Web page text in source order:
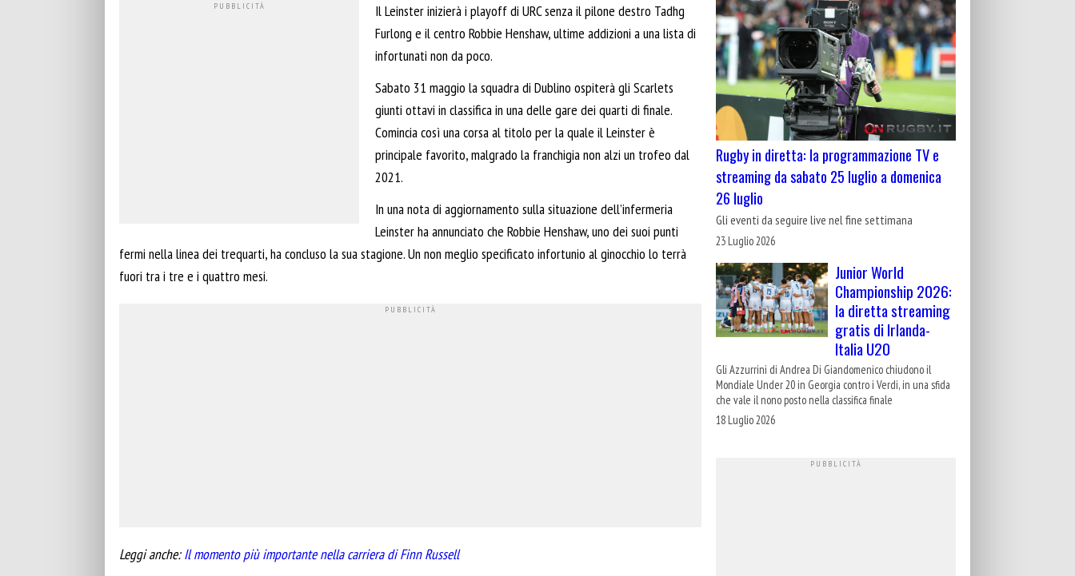
Il Leinster inizierà i playoff di URC senza il pilone destro Tadhg
Furlong e il centro Robbie Henshaw, ultime addizioni a una lista di
infortunati non da poco.
Sabato 31 maggio la squadra di Dublino ospiterà gli Scarlets
giunti ottavi in classifica in una delle gare dei quarti di finale.
Comincia così una corsa al titolo per la quale il Leinster è
principale favorito, malgrado la franchigia non alzi un trofeo dal
2021.
In una nota di aggiornamento sulla situazione dell’infermeria
Leinster ha annunciato che Robbie Henshaw, uno dei suoi punti
fermi nella linea dei trequarti, ha concluso la sua stagione. Un non meglio specificato infortunio al ginocchio lo terrà
fuori tra i tre e i quattro mesi.
Leggi anche:Il momento più importante nella carriera di Finn Russell
Rugby in diretta: la programmazione TV e
streaming da sabato 25 luglio a domenica
26 luglio
Gli eventi da seguire live nel fine settimana
23 Luglio 2026
Junior World
Championship 2026:
la diretta streaming
gratis di Irlanda-
Italia U20
Gli Azzurrini di Andrea Di Giandomenico chiudono il
Mondiale Under 20 in Georgia contro i Verdi, in una sfida
che vale il nono posto nella classifica finale
18 Luglio 2026